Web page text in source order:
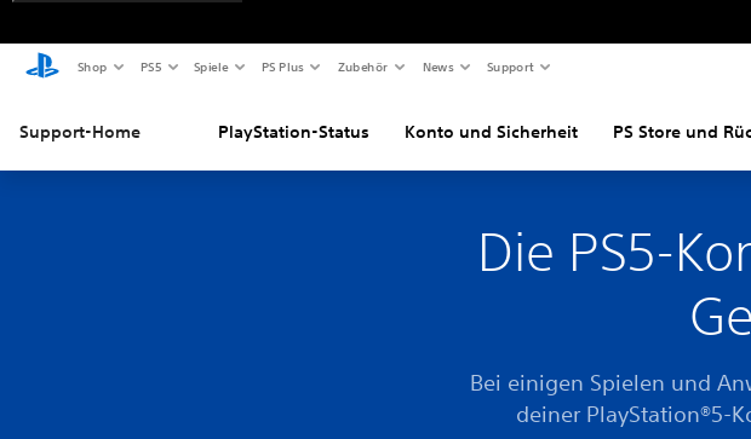
Shop PS5 Spiele PS Plus Zubehör News Support
Support-Home PlayStation-Status Konto und Sicherheit PS Store und
Die PS5-
Bei einigen Spielen und
deiner PlayStation®5-